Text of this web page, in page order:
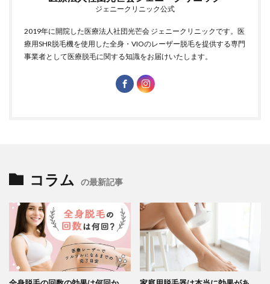
ジェニークリニック公式
2019年に開院した医療法人社団光芒会 ジェニークリニックです。医
療用SHR脱毛機を使用した全身・VIOのレーザー脱毛を提供する専門
事業者として医療脱毛に関する知識をお届けいたします。
コラム の最新記事